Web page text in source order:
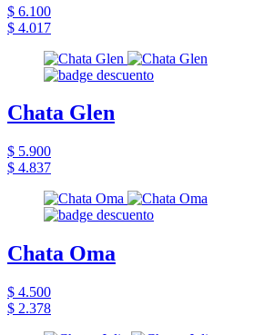
$ 6.100
$ 4.017
Chata Glen
$ 5.900
$ 4.837
Chata Oma
$ 4.500
$ 2.378